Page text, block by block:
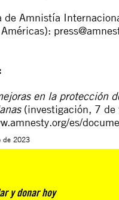
de Amnistía
en la protección
(investigación, 7 de
es/
de 2023
y donar hoy